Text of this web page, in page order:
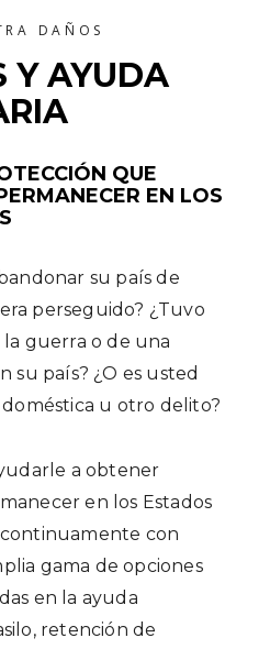
DAÑOS
Y AYUDA
QUE
EN LOS
su país de
perseguido? ¿Tuvo
guerra o de una
su país? ¿O es usted
u otro delito?
a obtener
en los Estados
continuamente con
gama de opciones
en la ayuda
retención de